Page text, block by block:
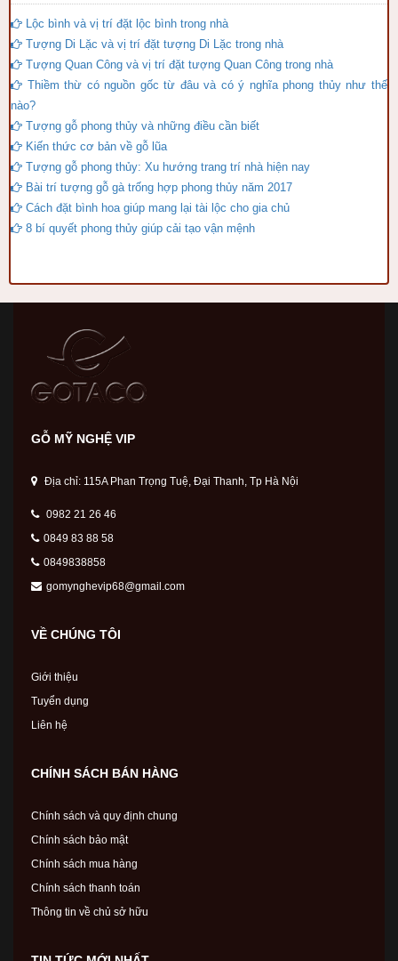
Lộc bình và vị trí đặt lộc bình trong nhà
Tượng Di Lặc và vị trí đặt tượng Di Lặc trong nhà
Tượng Quan Công và vị trí đặt tượng Quan Công trong nhà
Thiềm thừ có nguồn gốc từ đâu và có ý nghĩa phong thủy như thế
nào?
Tượng gỗ phong thủy và những điều cần biết
Kiến thức cơ bản về gỗ lũa
Tượng gỗ phong thủy: Xu hướng trang trí nhà hiện nay
Bài trí tượng gỗ gà trống hợp phong thủy năm 2017
Cách đặt bình hoa giúp mang lại tài lộc cho gia chủ
8 bí quyết phong thủy giúp cải tạo vận mệnh
GỖ MỸ NGHỆ VIP
Địa chỉ: 115A Phan Trọng Tuệ, Đại Thanh, Tp Hà Nội
0982 21 26 46
0849 83 88 58
0849838858
gomynghevip68@gmail.com
VỀ CHÚNG TÔI
Giới thiệu
Tuyển dụng
Liên hệ
CHÍNH SÁCH BÁN HÀNG
Chính sách và quy định chung
Chính sách bảo mật
Chính sách mua hàng
Chính sách thanh toán
Thông tin về chủ sở hữu